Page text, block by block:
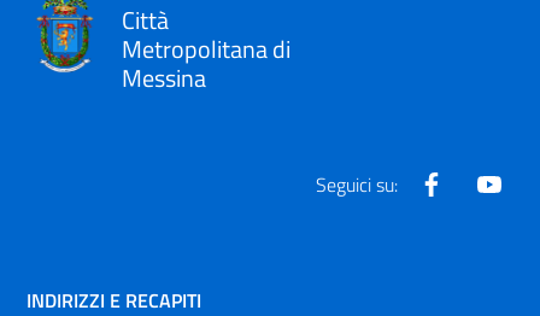
Città
Metropolitana di
Messina
Seguici su: Facebook
INDIRIZZI E RECAPITI